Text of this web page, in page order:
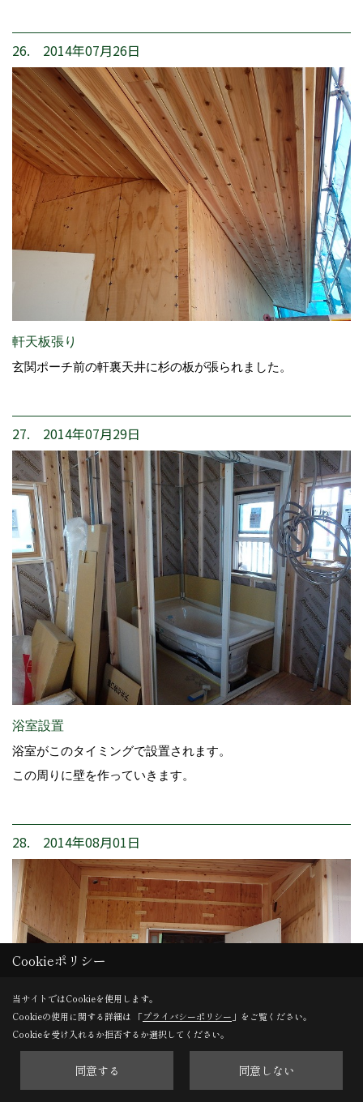
26. 2014年07月26日
軒天板張り
玄関ポーチ前の軒裏天井に杉の板が張られました。
27. 2014年07月29日
浴室設置
浴室がこのタイミングで設置されます。
この周りに壁を作っていきます。
28. 2014年08月01日
Cookieポリシー
当サイトではCookieを使用します。
Cookieの使用に関する詳細は 「プライバシーポリシー 」をご覧ください。
Cookieを受け入れるか拒否するか選択してください。
同意する 同意しない